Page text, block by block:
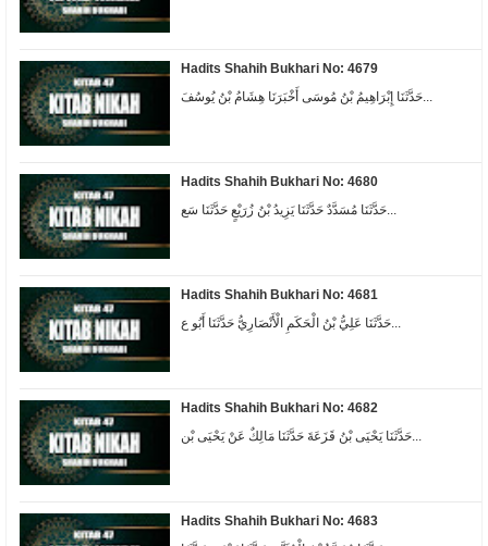
Hadits Shahih Bukhari No: 4679
حَدَّثَنَا إِبْرَاهِيمُ بْنُ مُوسَى أَخْبَرَنَا هِشَامُ بْنُ يُوسُفَ...
Hadits Shahih Bukhari No: 4680
حَدَّثَنَا مُسَدَّدٌ حَدَّثَنَا يَزِيدُ بْنُ زُرَيْعٍ حَدَّثَنَا سَع...
Hadits Shahih Bukhari No: 4681
حَدَّثَنَا عَلِيُّ بْنُ الْحَكَمِ الْأَنْصَارِيُّ حَدَّثَنَا أَبُو ع...
Hadits Shahih Bukhari No: 4682
حَدَّثَنَا يَحْيَى بْنُ قَزَعَةَ حَدَّثَنَا مَالِكٌ عَنْ يَحْيَى بْن...
Hadits Shahih Bukhari No: 4683